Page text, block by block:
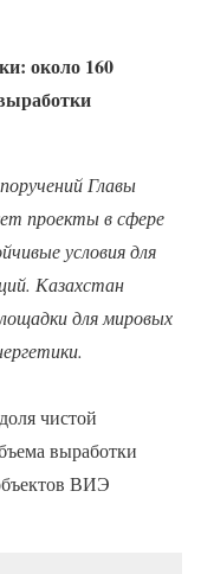
около 160
Главы
проекты в сфере
условия для
Казахстан
для мировых
чистой
выработки
ВИЭ